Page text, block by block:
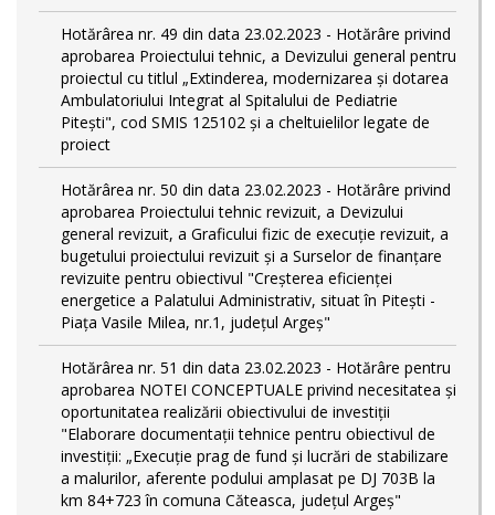
Hotărârea nr. 49 din data 23.02.2023 - Hotărâre privind
aprobarea Proiectului tehnic, a Devizului general pentru
proiectul cu titlul „Extinderea, modernizarea și dotarea
Ambulatoriului Integrat al Spitalului de Pediatrie
Pitești", cod SMIS 125102 și a cheltuielilor legate de
proiect
Hotărârea nr. 50 din data 23.02.2023 - Hotărâre privind
aprobarea Proiectului tehnic revizuit, a Devizului
general revizuit, a Graficului fizic de execuţie revizuit, a
bugetului proiectului revizuit și a Surselor de finanțare
revizuite pentru obiectivul "Creşterea eficienţei
energetice a Palatului Administrativ, situat în Piteşti -
Piaţa Vasile Milea, nr.1, judeţul Argeş"
Hotărârea nr. 51 din data 23.02.2023 - Hotărâre pentru
aprobarea NOTEI CONCEPTUALE privind necesitatea și
oportunitatea realizării obiectivului de investiții
"Elaborare documentații tehnice pentru obiectivul de
investiţii: „Execuție prag de fund și lucrări de stabilizare
a malurilor, aferente podului amplasat pe DJ 703B la
km 84+723 în comuna Căteasca, județul Argeș"